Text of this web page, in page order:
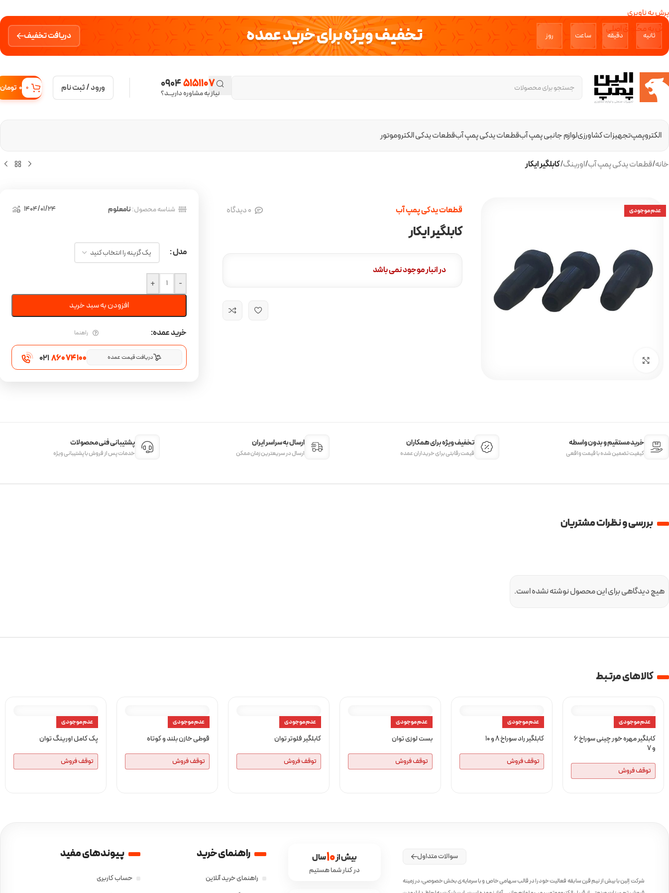
پرش به ناوبری
پرش به محتوای اصلی
روز‌ ساعت دقیقه‌ ثانیه‌ تخفیف ویژه برای خرید عمده دریافت تخفیف
09045151107
نیاز به مشاوره داریــد؟ ورود / ثبت نام 0
0 تومان
الکتروپمپتجهیزات کشاورزیلوازم جانبی پمپ آبقطعات یدکی پمپ آبقطعات یدکی الکتروموتور
خانه/قطعات یدکی پمپ آب/اورینگ/کابلگیر ایکار
عدم موجودی قطعات یدکی پمپ آب 0دیدگاه
کابلگیر ایکار
در انبار موجود نمی باشد
شناسه محصول:نامعلوم 1404/01/24
مدل
-
+
افزودن به سبد خرید
خرید عمده: راهنما
دریافت قیمت عمده 021 860 74 100
خرید مستقیم و بدون واسطه
کیفیت تضمین شده با قیمت واقعی
تخفیف ویژه برای همکاران
قیمت‌ رقابتی برای خریداران عمده
ارسال به سراسر ایران
ارسال در سریعترین زمان ممکن
پشتیبانی فنی محصولات
خدمات پس از فروش با پشتیبانی ویژه
بررسی و نظرات مشتریان
هیچ دیدگاهی برای این محصول نوشته نشده است.
کالا‌های مرتبط
عدم موجودی
کابلگیر مهره خور چینی سوراخ 6
و 7
توقف فروش
عدم موجودی
کابلگیر راد سوراخ 8 و 10
توقف فروش
عدم موجودی
بست لوزی توان
توقف فروش
عدم موجودی
کابلگیر فلوتر توان
توقف فروش
عدم موجودی
قوطی خازن بلند و کوتاه
توقف فروش
عدم موجودی
پک کامل اورینگ توان
توقف فروش
سوالات متداول
شرکت اِلین با بیش از نیم قرن سابقه فعالیت خود را در قالب سهامی خاص و با سرمایه‌ی بخش خصوصی، در زمینه
در کنار شما هستیم
بیش از 10 راهنمای خرید
راهنمای خرید آنلاین
پیوندهای مفید
حساب کاربری